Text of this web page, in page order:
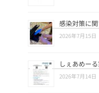
感染対策に
2026年7月15日
しぇあめー
2026年7月14日